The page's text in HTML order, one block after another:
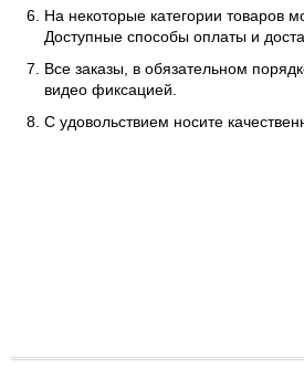
На некоторые категории товаров
Доступные способы оплаты и
Все заказы, в обязательном
видео фиксацией.
С удовольствием носите